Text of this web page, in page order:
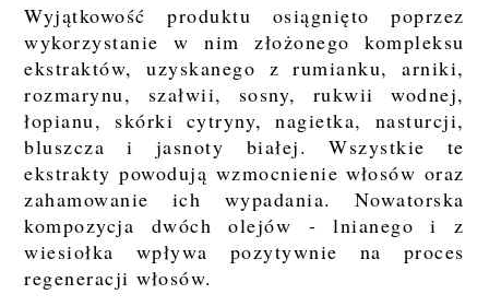
Wyjątkowość produktu osiągnięto poprzez
wykorzystanie w nim złożonego kompleksu
ekstraktów, uzyskanego z rumianku, arniki,
rozmarynu, szałwii, sosny, rukwii wodnej,
łopianu, skórki cytryny, nagietka, nasturcji,
bluszcza i jasnoty białej. Wszystkie te
ekstrakty powodują wzmocnienie włosów oraz
zahamowanie ich wypadania. Nowatorska
kompozycja dwóch olejów - lnianego i z
wiesiołka wpływa pozytywnie na proces
regeneracji włosów.